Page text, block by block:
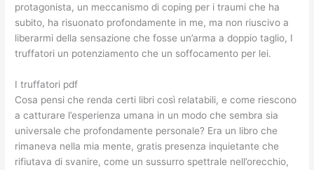
protagonista, un meccanismo di coping per i traumi che ha
subito, ha risuonato profondamente in me, ma non riuscivo a
liberarmi della sensazione che fosse un’arma a doppio taglio, I
truffatori un potenziamento che un soffocamento per lei.
I truffatori pdf
Cosa pensi che renda certi libri così relatabili, e come riescono
a catturare l’esperienza umana in un modo che sembra sia
universale che profondamente personale? Era un libro che
rimaneva nella mia mente, gratis presenza inquietante che
rifiutava di svanire, come un sussurro spettrale nell’orecchio,